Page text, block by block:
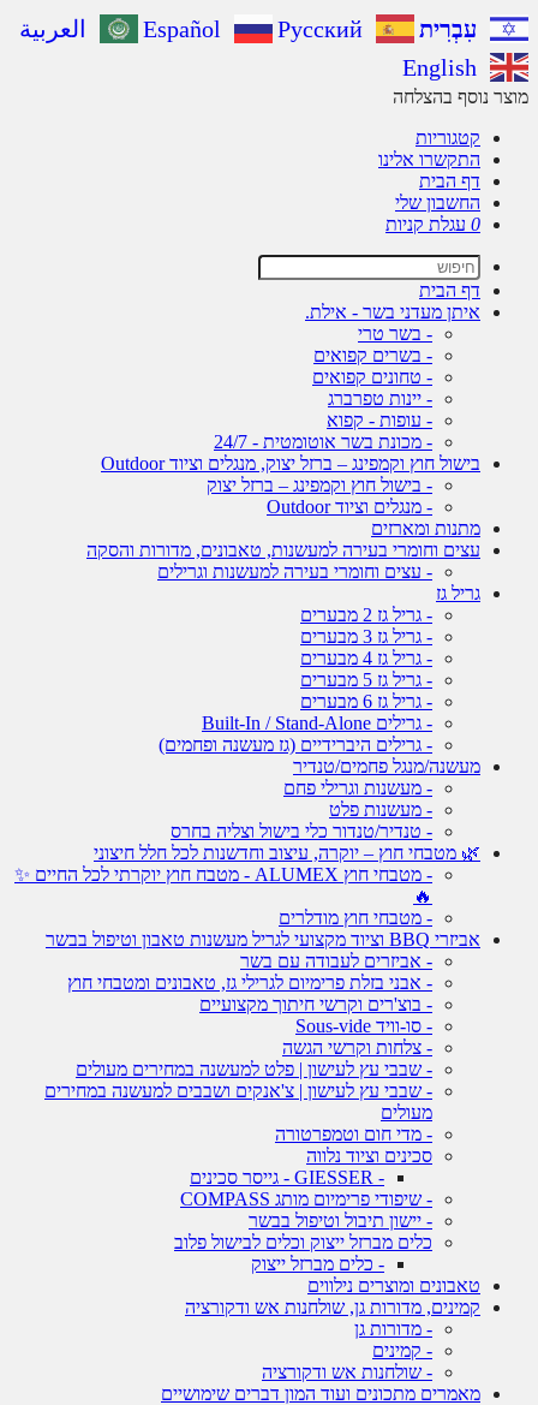
עִבְרִית Español Русский
العربية
English
מוצר נוסף בהצלחה
קטגוריות
התקשרו אלינו
דף הבית
החשבון שלי
0 עגלת קניות
דף הבית
איתן מעדני בשר - אילת.
- בשר טרי
- בשרים קפואים
- טחונים קפואים
- יינות טפרברג
- עופות - קפוא
- מכונת בשר אוטומטית - 24/7
בישול חוץ וקמפינג – ברזל יצוק, מנגלים וציוד Outdoor
- בישול חוץ וקמפינג – ברזל יצוק
- מנגלים וציוד Outdoor
מתנות ומארזים
עצים וחומרי בעירה למעשנות, טאבונים, מדורות והסקה
- עצים וחומרי בעירה למעשנות וגרילים
גריל גז
- גריל גז 2 מבערים
- גריל גז 3 מבערים
- גריל גז 4 מבערים
- גריל גז 5 מבערים
- גריל גז 6 מבערים
- גרילים Built-In / Stand-Alone
- גרילים היברידיים (גז מעשנה ופחמים)
מעשנה/מנגל פחמים/טנדיר
- מעשנות וגרילי פחם
- מעשנות פלט
- טנדיר/טנדור כלי בישול וצליה בחרס
🌿 מטבחי חוץ – יוקרה, עיצוב וחדשנות לכל חלל חיצוני
- מטבחי חוץ ALUMEX - מטבח חוץ יוקרתי לכל החיים ✨
🔥
- מטבחי חוץ מודלרים
אביזרי BBQ וציוד מקצועי לגריל מעשנות טאבון וטיפול בבשר
- אביזרים לעבודה עם בשר
- אבני בזלת פרימיום לגרילי גז, טאבונים ומטבחי חוץ
- בוצ'רים וקרשי חיתוך מקצועיים
- סו-וויד Sous-vide
- צלחות וקרשי הגשה
- שבבי עץ לעישון | פלט למעשנה במחירים מעולים
- שבבי עץ לעישון | צ'אנקים ושבבים למעשנה במחירים
מעולים
- מדי חום וטמפרטורה
סכינים וציוד נלווה
- GIESSER - גייסר סכינים
- שיפודי פרימיום מותג COMPASS
- יישון תיבול וטיפול בבשר
כלים מברזל ייצוק וכלים לבישול פלוב
- כלים מברזל ייצוק
טאבונים ומוצרים נילווים
קמינים, מדורות גן, שולחנות אש ודקורציה
- מדורות גן
- קמינים
- שולחנות אש ודקורציה
מאמרים מתכונים ועוד המון דברים שימושיים